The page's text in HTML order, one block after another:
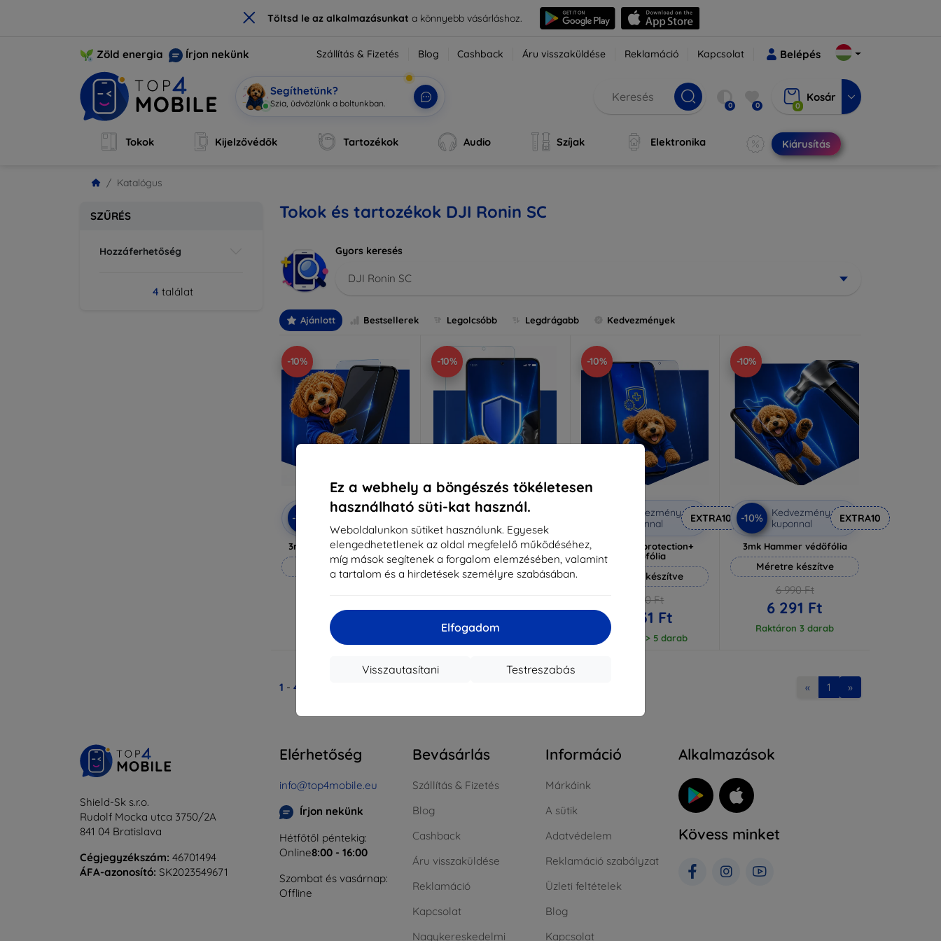
× Töltsd le az alkalmazásunkata könnyebb vásárláshoz.
Ez a webhely a böngészés tökéletesen
használható süti-kat használ.
Weboldalunkon sütiket használunk. Egyesek
elengedhetetlenek az oldal megfelelő működéséhez,
míg mások segítenek a forgalom elemzésében, valamint
a tartalom és a hirdetések személyre szabásában.
Elfogadom
Testreszabás
Visszautasítani
Zöld energia Írjon nekünk Szállítás & Fizetés Blog Cashback Áru visszaküldése Reklamáció Kapcsolat Belépés
Segíthetünk?
Szia, üd| 0 0 0
Kosár
Tokok Kijelzővédők Tartozékok Audio Szíjak Elektronika Kiárusítás
Katalógus
SZŰRÉS
Hozzáferhetőség
4 találat
Tokok és tartozékok DJI Ronin SC
Gyors keresés
DJI Ronin SC
Ajánlott Bestsellerek Legolcsóbb Legdrágabb Kedvezmények
-10%
-10%
Kedvezmény
kuponnal
3mk Anti-Shock védőüveg
Méretre készítve
5 301 Ft
Raktáron > 5 darab
-10%
Kedvezmény
kuponnal
3mk Pure Matt védőüveg
Méretre készítve
3 951 Ft
Raktáron > 5 darab
-10%
Kedvezmény
kuponnal
EXTRA10
3mk Silverprotection+
védőfólia
Méretre készítve
6 590 Ft
5 931 Ft
Raktáron > 5 darab
-10%
-10%
Kedvezmény
kuponnal
EXTRA10
3mk Hammer védőfólia
Méretre készítve
6 990 Ft
6 291 Ft
Raktáron 3 darab
1 - 4 « 1 »
Shield-Sk s.r.o.
Rudolf Mocka utca 3750/2A
841 04 Bratislava
Cégjegyzékszám: 46701494
ÁFA-azonosító: SK2023549671
Elérhetőség
info@top4mobile.eu
Írjon nekünk
Hétfőtől péntekig:
Online8:00 - 16:00
Szombat és vasárnap:
Offline
Bevásárlás
Szállítás & Fizetés
Blog
Cashback
Áru visszaküldése
Reklamáció
Kapcsolat
Nagykereskedelmi
Információ
Márkáink
A sütik
Adatvédelem
Reklamáció szabályzat
Üzleti feltételek
Blog
Kapcsolat
Alkalmazások
Kövess minket